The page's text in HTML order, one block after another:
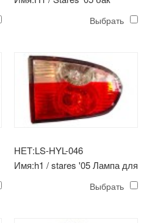
Выбрать
НЕТ:LS-HYL-046
Имя:h1 / stares '05 Лампа для
разбивания фарфора рынок
Выбрать